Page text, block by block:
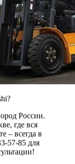
России.
где вся
– всегда в
57-85 для